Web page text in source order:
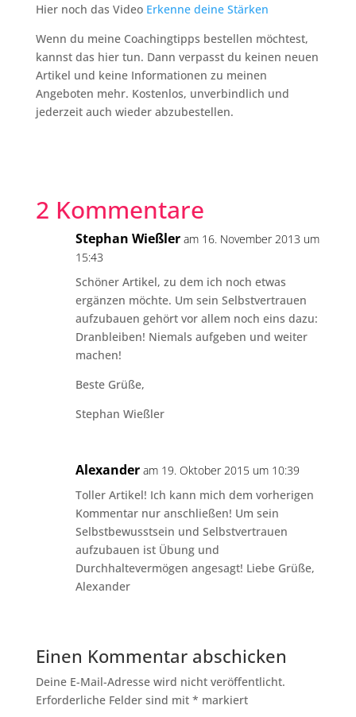
Hier noch das Video Erkenne deine Stärken
Wenn du meine Coachingtipps bestellen möchtest,
kannst das hier tun. Dann verpasst du keinen neuen
Artikel und keine Informationen zu meinen
Angeboten mehr. Kostenlos, unverbindlich und
jederzeit auch wieder abzubestellen.
2 Kommentare
Stephan Wießler am 16. November 2013 um
15:43
Schöner Artikel, zu dem ich noch etwas
ergänzen möchte. Um sein Selbstvertrauen
aufzubauen gehört vor allem noch eins dazu:
Dranbleiben! Niemals aufgeben und weiter
machen!
Beste Grüße,
Stephan Wießler
Alexander am 19. Oktober 2015 um 10:39
Toller Artikel! Ich kann mich dem vorherigen
Kommentar nur anschließen! Um sein
Selbstbewusstsein und Selbstvertrauen
aufzubauen ist Übung und
Durchhaltevermögen angesagt! Liebe Grüße,
Alexander
Einen Kommentar abschicken
Deine E-Mail-Adresse wird nicht veröffentlicht.
Erforderliche Felder sind mit * markiert